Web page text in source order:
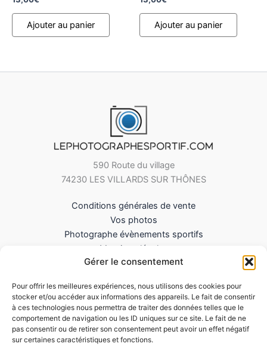
Gérer le consentement
Pour offrir les meilleures expériences, nous utilisons des cookies pour
stocker et/ou accéder aux informations des appareils. Le fait de consentir
à ces technologies nous permettra de traiter des données telles que le
comportement de navigation ou les ID uniques sur ce site. Le fait de ne
pas consentir ou de retirer son consentement peut avoir un effet négatif
sur certaines caractéristiques et fonctions.
Ajouter au panier Ajouter au panier
590 Route du village
74230 LES VILLARDS SUR THÔNES
Conditions générales de vente
Vos photos
Photographe évènements sportifs
Mentions légales
Mes Téléchargements
Politique de cookies (UE)